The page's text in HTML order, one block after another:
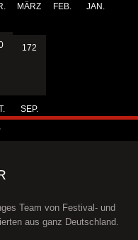
MÄRZ FEB. JAN.
172
SEP.
Team von Festival- und
aus ganz Deutschland.